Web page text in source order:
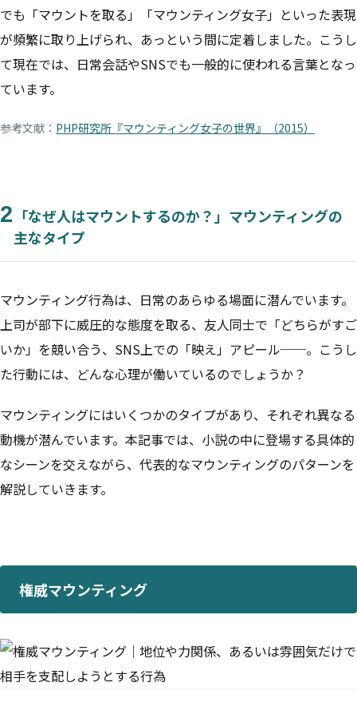
でも「マウントを取る」「マウンティング女子」といった表現
が頻繁に取り上げられ、あっという間に定着しました。こうし
て現在では、日常会話やSNSでも一般的に使われる言葉となっ
ています。
参考文献： PHP研究所『マウンティング女子の世界』（2015）
2 「なぜ人はマウントするのか？」マウンティングの
主なタイプ
マウンティング行為は、日常のあらゆる場面に潜んでいます。
上司が部下に威圧的な態度を取る、友人同士で「どちらがすご
いか」を競い合う、SNS上での「映え」アピール──。こうし
た行動には、どんな心理が働いているのでしょうか？
マウンティングにはいくつかのタイプがあり、それぞれ異なる
動機が潜んでいます。本記事では、小説の中に登場する具体的
なシーンを交えながら、代表的なマウンティングのパターンを
解説していきます。
権威マウンティング